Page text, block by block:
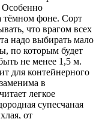
Особенно
тёмном фоне. Сорт
что врагом всех
надо выбирать мало
по которым будет
не менее 1,5 м.
для контейнерного
в
легкое
супесчаная
от